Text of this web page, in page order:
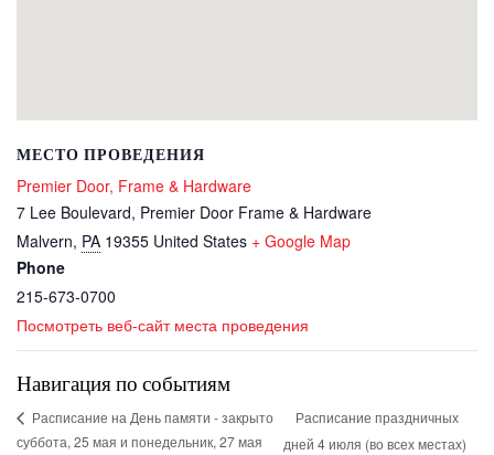
МЕСТО ПРОВЕДЕНИЯ
Premier Door, Frame & Hardware
7 Lee Boulevard, Premier Door Frame & Hardware
Malvern, PA 19355 United States + Google Map
Phone
215-673-0700
Посмотреть веб-сайт места проведения
Навигация по событиям
Расписание на День памяти - закрыто
суббота, 25 мая и понедельник, 27 мая
Расписание праздничных
дней 4 июля (во всех местах)